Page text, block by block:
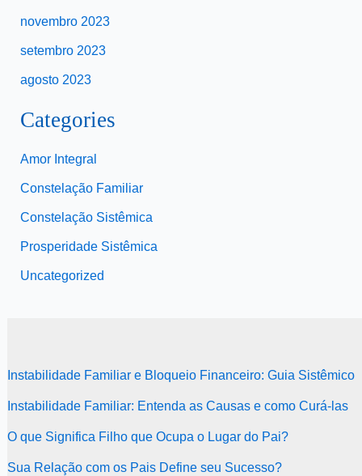
novembro 2023
setembro 2023
agosto 2023
Categories
Amor Integral
Constelação Familiar
Constelação Sistêmica
Prosperidade Sistêmica
Uncategorized
Instabilidade Familiar e Bloqueio Financeiro: Guia Sistêmico
Instabilidade Familiar: Entenda as Causas e como Curá-las
O que Significa Filho que Ocupa o Lugar do Pai?
Sua Relação com os Pais Define seu Sucesso?